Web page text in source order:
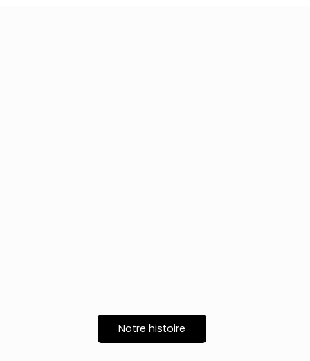
Notre histoire